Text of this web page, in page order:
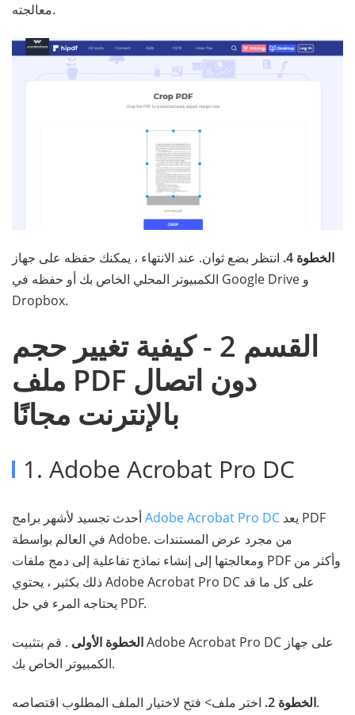
معالجته.
الخطوة 4.
انتظر بضع ثوان. عند الانتهاء ، يمكنك حفظه على جهاز
الكمبيوتر المحلي الخاص بك أو حفظه في Google Drive و
Dropbox.
القسم 2 - كيفية تغيير حجم
ملف PDF دون اتصال
بالإنترنت مجانًا
1. Adobe Acrobat Pro DC
يعد Adobe Acrobat Pro DCأحدث تجسيد لأشهر برامج PDF
في العالم بواسطة Adobe. من مجرد عرض المستندات
ومعالجتها إلى إنشاء نماذج تفاعلية إلى دمج ملفات PDF وأكثر من
ذلك بكثير ، يحتوي Adobe Acrobat Pro DC على كل ما قد
يحتاجه المرء في حل PDF.
الخطوة الأولى . قم بتثبيت Adobe Acrobat Pro DC على جهاز
الكمبيوتر الخاص بك.
الخطوة 2.اختر ملف> فتح لاختيار الملف المطلوب اقتصاصه.